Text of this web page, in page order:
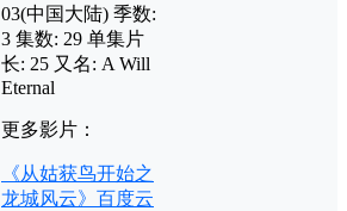
03(中国大陆) 季数:
3 集数: 29 单集片
长: 25 又名: A Will
Eternal
更多影片：
《从姑获鸟开始之
龙城风云》百度云